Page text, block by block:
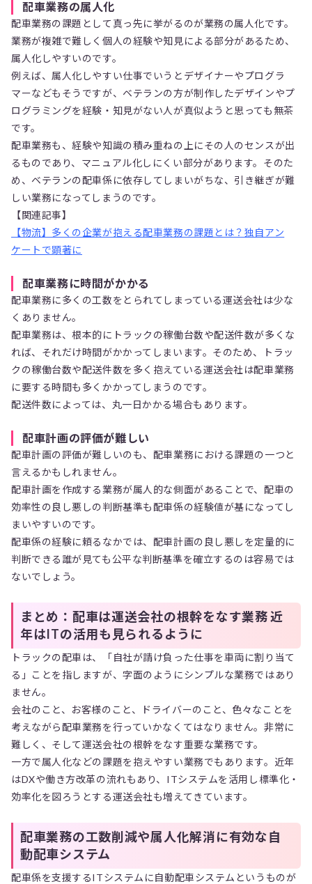
配車業務の属人化
配車業務の課題として真っ先に挙がるのが業務の属人化です。
業務が複雑で難しく個人の経験や知見による部分があるため、
属人化しやすいのです。
例えば、属人化しやすい仕事でいうとデザイナーやプログラ
マーなどもそうですが、ベテランの方が制作したデザインやプ
ログラミングを経験・知見がない人が真似ようと思っても無茶
です。
配車業務も、経験や知識の積み重ねの上にその人のセンスが出
るものであり、マニュアル化しにくい部分があります。そのた
め、ベテランの配車係に依存してしまいがちな、引き継ぎが難
しい業務になってしまうのです。
【関連記事】
【物流】多くの企業が抱える配車業務の課題とは？独自アン
ケートで顕著に
配車業務に時間がかかる
配車業務に多くの工数をとられてしまっている運送会社は少な
くありません。
配車業務は、根本的にトラックの稼働台数や配送件数が多くな
れば、それだけ時間がかかってしまいます。そのため、トラッ
クの稼働台数や配送件数を多く抱えている運送会社は配車業務
に要する時間も多くかかってしまうのです。
配送件数によっては、丸一日かかる場合もあります。
配車計画の評価が難しい
配車計画の評価が難しいのも、配車業務における課題の一つと
言えるかもしれません。
配車計画を作成する業務が属人的な側面があることで、配車の
効率性の良し悪しの判断基準も配車係の経験値が基になってし
まいやすいのです。
配車係の経験に頼るなかでは、配車計画の良し悪しを定量的に
判断できる誰が見ても公平な判断基準を確立するのは容易では
ないでしょう。
まとめ：配車は運送会社の根幹をなす業務 近
年はITの活用も見られるように
トラックの配車は、「自社が請け負った仕事を車両に割り当て
る」ことを指しますが、字面のようにシンプルな業務ではあり
ません。
会社のこと、お客様のこと、ドライバーのこと、色々なことを
考えながら配車業務を行っていかなくてはなりません。非常に
難しく、そして運送会社の根幹をなす重要な業務です。
一方で属人化などの課題を抱えやすい業務でもあります。近年
はDXや働き方改革の流れもあり、ITシステムを活用し標準化・
効率化を図ろうとする運送会社も増えてきています。
配車業務の工数削減や属人化解消に有効な自
動配車システム
配車係を支援するITシステムに自動配車システムというものが